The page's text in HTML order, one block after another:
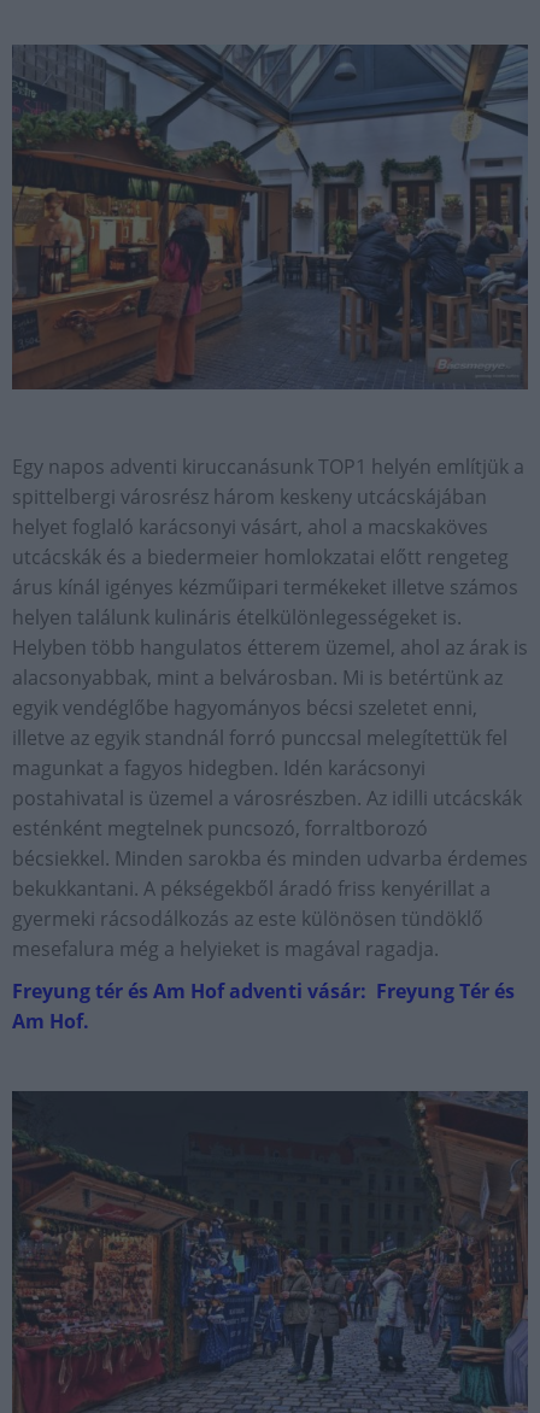
Egy napos adventi kiruccanásunk TOP1 helyén említjük a
spittelbergi városrész három keskeny utcácskájában
helyet foglaló karácsonyi vásárt, ahol a macskaköves
utcácskák és a biedermeier homlokzatai előtt rengeteg
árus kínál igényes kézműipari termékeket illetve számos
helyen találunk kulináris ételkülönlegességeket is.
Helyben több hangulatos étterem üzemel, ahol az árak is
alacsonyabbak, mint a belvárosban. Mi is betértünk az
egyik vendéglőbe hagyományos bécsi szeletet enni,
illetve az egyik standnál forró punccsal melegítettük fel
magunkat a fagyos hidegben. Idén karácsonyi
postahivatal is üzemel a városrészben. Az idilli utcácskák
esténként megtelnek puncsozó, forraltborozó
bécsiekkel. Minden sarokba és minden udvarba érdemes
bekukkantani. A pékségekből áradó friss kenyérillat a
gyermeki rácsodálkozás az este különösen tündöklő
mesefalura még a helyieket is magával ragadja.
Freyung tér és Am Hof adventi vásár: Freyung Tér és
Am Hof.